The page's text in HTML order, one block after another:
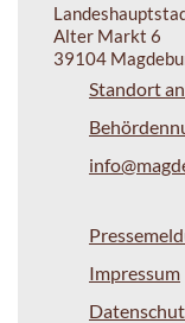
Alter Markt 6
39104
Standort
Impressum